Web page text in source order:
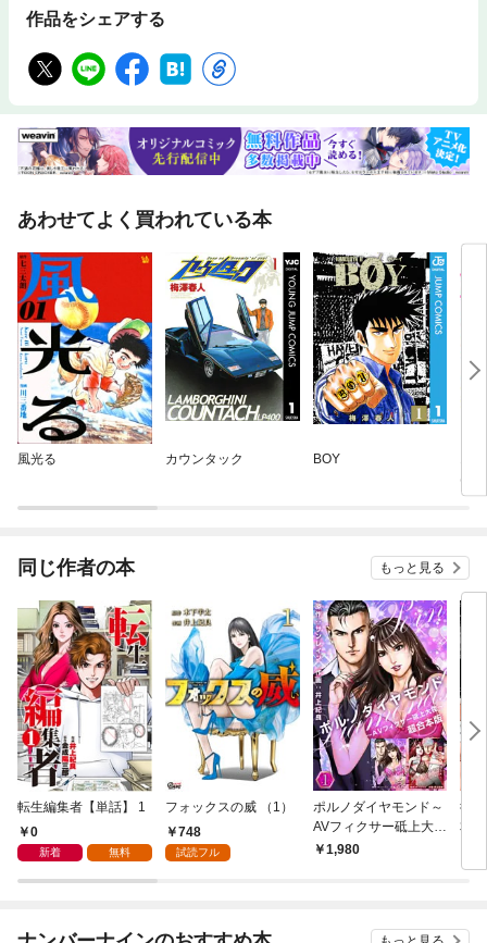
作品をシェアする
あわせてよく買われている本
風光る カウンタック BOY
は
同じ作者の本 もっと見る
転生編集者【単話】 1
0
新着 無料
フォックスの威 （1）
748
試読フル
ポルノダイヤモンド～
AVフィクサー砥上大夜
～ 超合本版 1巻
1,980
復
本